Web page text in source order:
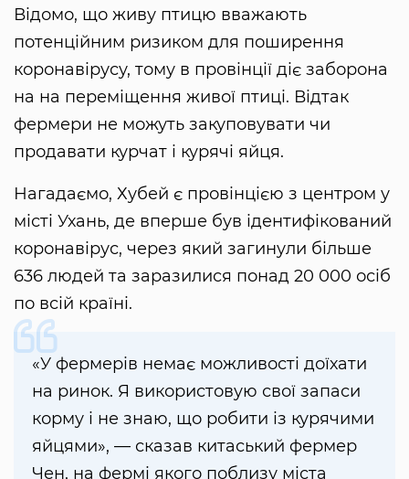
Відомо, що живу птицю вважають
потенційним ризиком для поширення
коронавірусу, тому в провінції діє заборона
на на переміщення живої птиці. Відтак
фермери не можуть закуповувати чи
продавати курчат і курячі яйця.
Нагадаємо, Хубей є провінцією з центром у
місті Ухань, де вперше був ідентифікований
коронавірус, через який загинули більше
636 людей та заразилися понад 20 000 осіб
по всій країні.
«У фермерів немає можливості доїхати
на ринок. Я використовую свої запаси
корму і не знаю, що робити із курячими
яйцями», — сказав китаський фермер
Чен, на фермі якого поблизу міста